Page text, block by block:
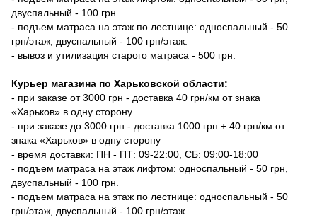
двуспальный - 100 грн.
- подъем матраса на этаж по лестнице: односпальный - 50
грн/этаж, двуспальный - 100 грн/этаж.
- вывоз и утилизация старого матраса - 500 грн.
Курьер магазина по Харьковской области:
- при заказе от 3000 грн - доставка 40 грн/км от знака
«Харьков» в одну сторону
- при заказе до 3000 грн - доставка 1000 грн + 40 грн/км от
знака «Харьков» в одну сторону
- время доставки: ПН - ПТ: 09-22:00, СБ: 09:00-18:00
- подъем матраса на этаж лифтом: односпальный - 50 грн,
двуспальный - 100 грн.
- подъем матраса на этаж по лестнице: односпальный - 50
грн/этаж, двуспальный - 100 грн/этаж.